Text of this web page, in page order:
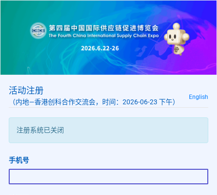
活动注册
（内地—香港创科合作交流会，时间：2026-06-23 下午）
English
注册系统已关闭
手机号